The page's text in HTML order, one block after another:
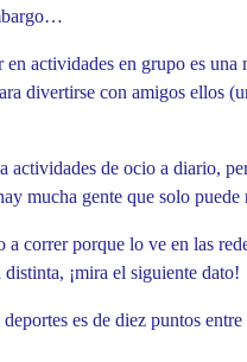
en actividades en grupo es
divertirse con amigos ellos
actividades de ocio a diario,
mucha gente que solo
a correr porque lo ve en las
¡mira el siguiente dato!
es de diez puntos